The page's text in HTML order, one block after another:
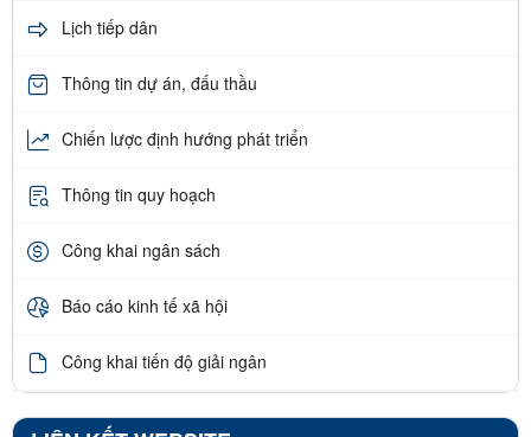
Lịch tiếp dân
Thông tin dự án, đấu thầu
Chiến lược định hướng phát triển
Thông tin quy hoạch
Công khai ngân sách
Báo cáo kinh tế xã hội
Công khai tiến độ giải ngân